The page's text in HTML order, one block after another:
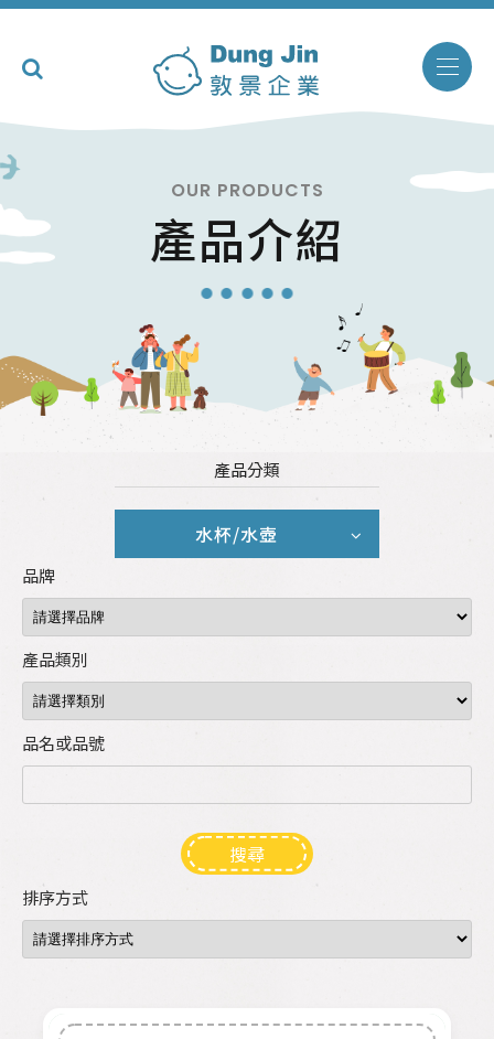
OUR PRODUCTS
產品介紹
產品分類
水杯/水壺
品牌
產品類別
品名或品號
搜尋
排序方式